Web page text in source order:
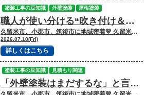
職人が使い分ける“吹き付け＆刷毛塗装”
久留米市、小郡市、筑後市に地域密着💛 久留米市諏訪野町で外壁塗装・屋根塗装をして
2026.07.10(Fri)
詳しくはこちら
塗装工事の豆知識 外壁塗装 屋根塗装
「外壁塗装はまだするな」と言われたら？本当に塗装が必要なサインとは
塗装工事の豆知識 見積もり関連